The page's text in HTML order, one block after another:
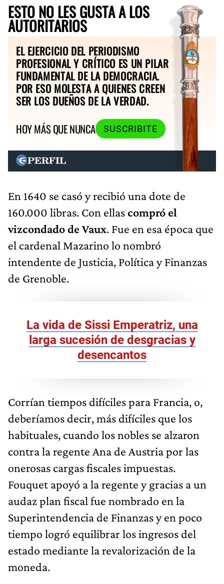
ESTO NO LES GUSTA A LOS
AUTORITARIOS
EL EJERCICIO DEL PERIODISMO
PROFESIONAL Y CRÍTICO ES UN PILAR
FUNDAMENTAL DE LA DEMOCRACIA.
POR ESO MOLESTA A QUIENES CREEN
SER LOS DUEÑOS DE LA VERDAD.
HOY MÁS QUE NUNCA
SUSCRIBITE
En 1640 se casó y recibió una dote de
160.000 libras. Con ellascompró el
vizcondado de Vaux. Fue en esa época que
el cardenal Mazarino lo nombró
intendente de Justicia, Política y Finanzas
de Grenoble.
La vida de Sissi Emperatriz, una
larga sucesión de desgracias y
desencantos
Corrían tiempos difíciles para Francia, o,
deberíamos decir, más difíciles que los
habituales, cuando los nobles se alzaron
contra la regente Ana de Austria por las
onerosas cargas fiscales impuestas.
Fouquet apoyó a la regente y gracias a un
audaz plan fiscal fue nombrado en la
Superintendencia de Finanzas y en poco
tiempo logró equilibrar los ingresos del
estado mediante la revalorización de la
moneda.